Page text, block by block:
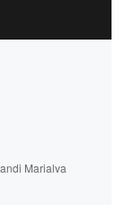
Marialva